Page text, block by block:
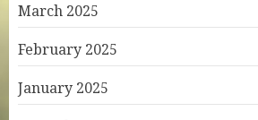
March 2025
February 2025
January 2025